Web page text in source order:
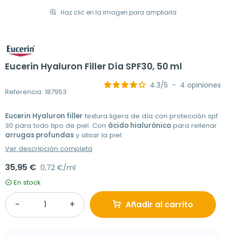
Haz clic en la imagen para ampliarla
Eucerin Hyaluron Filler Día SPF30, 50 ml
Referencia: 187953
4.3/5 - 4 opiniones
Eucerin Hyaluron filler textura ligera de día con protección spf
30 para todo tipo de piel. Con ácido hialurónico para rellenar
arrugas profundas y alisar la piel.
Ver descripción completa
35,95 € 0,72 €/ml
En stock
Añadir al carrito